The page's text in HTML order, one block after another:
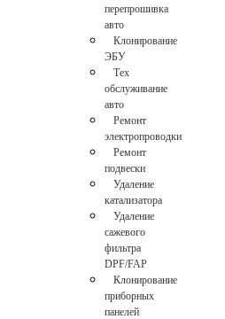
перепрошивка
авто
Клонирование
ЭБУ
Тех
обслуживание
авто
Ремонт
электропроводки
Ремонт
подвески
Удаление
катализатора
Удаление
сажевого
фильтра
DPF/FAP
Клонирование
приборных
панелей